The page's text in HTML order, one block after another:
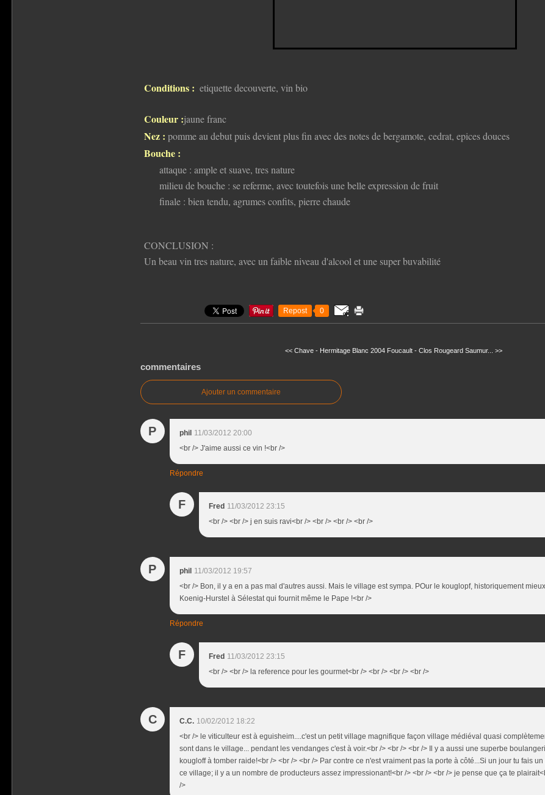
Conditions : etiquette decouverte, vin bio
Couleur :jaune franc
Nez : pomme au debut puis devient plus fin avec des notes de bergamote, cedrat, epices douces
Bouche :
attaque : ample et suave, tres nature
milieu de bouche : se referme, avec toutefois une belle expression de fruit
finale : bien tendu, agrumes confits, pierre chaude
CONCLUSION :
Un beau vin tres nature, avec un faible niveau d'alcool et une super buvabilité
Repost 0
<< Chave - Hermitage Blanc 2004 Foucault - Clos Rougeard Saumur... >>
commentaires
Ajouter un commentaire
P phil 11/03/2012 20:00
<br /> J'aime aussi ce vin !<br />
Répondre
F Fred 11/03/2012 23:15
<br /> <br /> j en suis ravi<br /> <br /> <br /> <br />
P phil 11/03/2012 19:57
<br /> Bon, il y a en a pas mal d'autres aussi. Mais le village est sympa. POur le kouglopf, historiquement
Koenig-Hurstel à Sélestat qui fournit même le Pape !<br />
Répondre
F Fred 11/03/2012 23:15
<br /> <br /> la reference pour les gourmet<br /> <br /> <br /> <br />
C C.C. 10/02/2012 18:22
<br /> le viticulteur est à eguisheim....c'est un petit village magnifique façon village médiéval quasi
sont dans le village... pendant les vendanges c'est à voir.<br /> <br /> <br /> Il y a aussi une superbe
kougloff à tomber raide!<br /> <br /> <br /> Par contre ce n'est vraiment pas la porte à côté...Si un jour tu fais
ce village; il y a un nombre de producteurs assez impressionant!<br /> <br /> <br /> je pense que ça te
/>